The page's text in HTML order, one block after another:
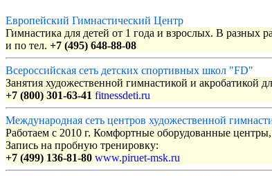
Европейский Гимнастический Центр
Гимнастика для детей от 1 года и взрослых. В разных
и по тел. +7 (495) 648-88-08
Всероссийская сеть детских спортивных школ "FD"
Занятия художественной гимнастикой и акробатикой
+7 (800) 301-63-41 fitnessdeti.ru
Международная сеть центров художественной
Работаем с 2010 г. Комфортные оборудованные
Запись на пробную тренировку:
+7 (499) 136-81-80 www.piruet-msk.ru